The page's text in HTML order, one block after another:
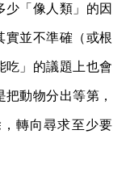
少「像人類」的因
並不準確（或根
吃」的議題上也會
動物分出等第，
轉向尋求至少要